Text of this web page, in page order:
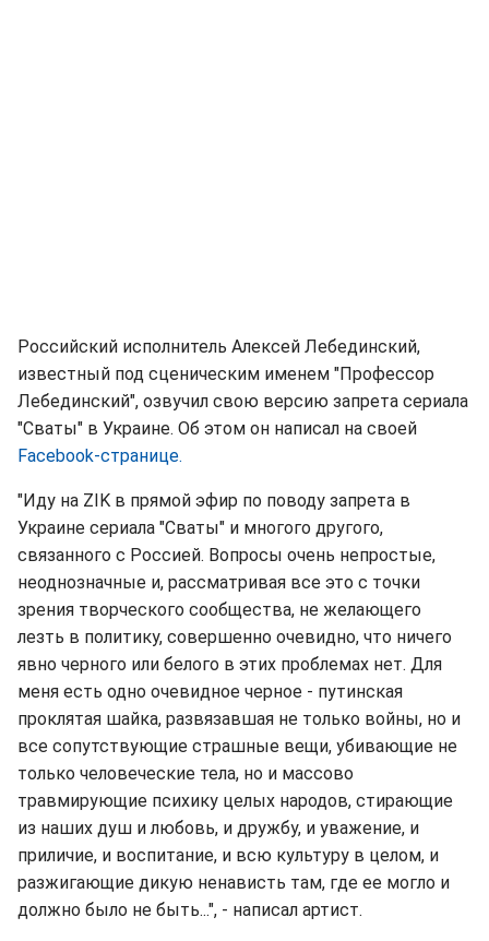
Российский исполнитель Алексей Лебединский,
известный под сценическим именем "Профессор
Лебединский", озвучил свою версию запрета сериала
"Сваты" в Украине. Об этом он написал на своей
Facebook-странице.
"Иду на ZIK в прямой эфир по поводу запрета в
Украине сериала "Сваты" и многого другого,
связанного с Россией. Вопросы очень непростые,
неоднозначные и, рассматривая все это с точки
зрения творческого сообщества, не желающего
лезть в политику, совершенно очевидно, что ничего
явно черного или белого в этих проблемах нет. Для
меня есть одно очевидное черное - путинская
проклятая шайка, развязавшая не только войны, но и
все сопутствующие страшные вещи, убивающие не
только человеческие тела, но и массово
травмирующие психику целых народов, стирающие
из наших душ и любовь, и дружбу, и уважение, и
приличие, и воспитание, и всю культуру в целом, и
разжигающие дикую ненависть там, где ее могло и
должно было не быть...", - написал артист.